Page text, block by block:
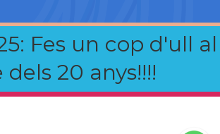
Fes un cop d'ull al
dels 20 anys!!!!